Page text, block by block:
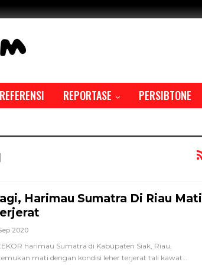
REFERENSI REPORTASE PERSIBTONE
Harimau Sumatra Di Riau Mati
2020
harimau Sumatra di Kabupaten Siak, Riau,
mati dengan kondisi leher terjerat tali kawat
REPORTASE